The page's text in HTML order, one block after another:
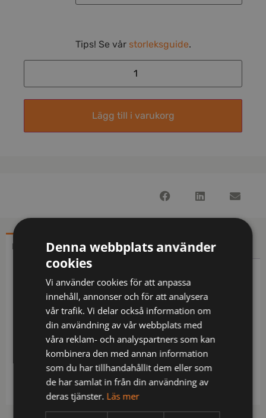
Tips! Se vår storleksguide.
Lägg till i varukorg
BESKRIVNING YTTERLIGARE INFORMATION
Beskrivning
Linning med hällor och resår i sidorna / Dold
dragkedja och tryckknappar / 2 sidfickor med lock /
Bakficka / Reglerbart benslut med tryckknappar /
Bound seam / Autoklaverbar 121° max 20 min /
Materialet godkänt enligt EN 1149-3 / ISO klass 7 /
OEKO-TEX®-certifierad.
Denna webbplats använder
cookies
Vi använder cookies för att anpassa
innehåll, annonser och för att analysera
vår trafik. Vi delar också information om
din användning av vår webbplats med
våra reklam- och analyspartners som kan
kombinera den med annan information
som du har tillhandahållit dem eller som
de har samlat in från din användning av
deras tjänster. Läs mer